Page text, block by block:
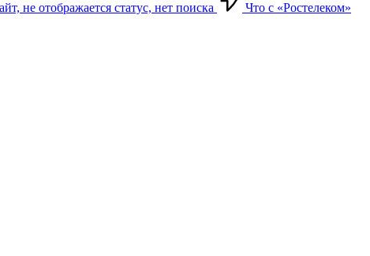
не отображается статус, нет поиска
Что с «Ростелеком»